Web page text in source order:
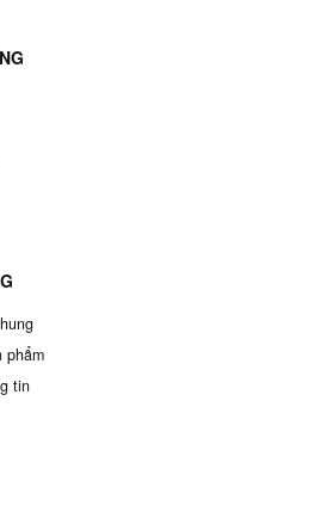
phẩm
tin